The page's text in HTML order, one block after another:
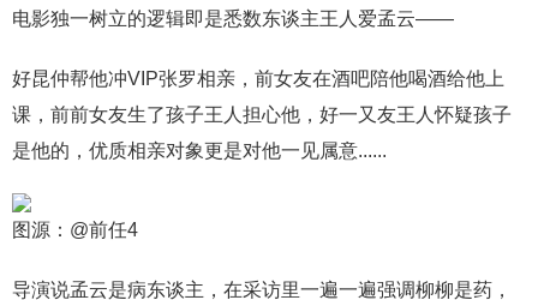
电影独一树立的逻辑即是悉数东谈主王人爱孟云——
好昆仲帮他冲VIP张罗相亲，前女友在酒吧陪他喝酒给他上
课，前前女友生了孩子王人担心他，好一又友王人怀疑孩子
是他的，优质相亲对象更是对他一见属意......
图源：@前任4
导演说孟云是病东谈主，在采访里一遍一遍强调柳柳是药，